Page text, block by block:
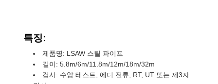
특징:
제품명: LSAW 스틸 파이프
길이: 5.8m/6m/11.8m/12m/18m/32m
검사: 수압 테스트, 에디 전류, RT, UT 또는 제3자